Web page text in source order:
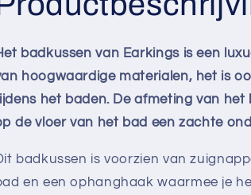
badkussen van Earkings is een
hoogwaardige materialen, het is
het baden. De afmeting van
de vloer van het bad een zachte
badkussen is voorzien van
en een ophanghaak waarmee je